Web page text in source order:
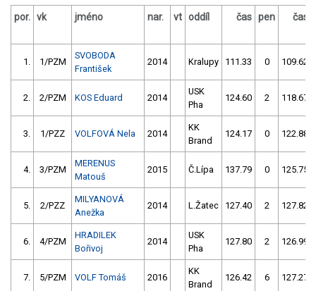
por. vk jméno nar. vt oddíl čas pen čas
1. 1/PZM
SVOBODA
František
2014 Kralupy 111.33 0 109.62
2. 2/PZM KOS Eduard 2014
USK
Pha
124.60 2 118.67
3. 1/PZZ VOLFOVÁ Nela 2014
KK
Brand
124.17 0 122.88
4. 3/PZM
MERENUS
Matouš
2015 Č.Lípa 137.79 0 125.75
5. 2/PZZ
MILYANOVÁ
Anežka
2014 L.Žatec 127.40 2 127.82
6. 4/PZM
HRADILEK
Bořivoj
2014
USK
Pha
127.80 2 126.99
7. 5/PZM VOLF Tomáš 2016
KK
Brand
126.42 6 127.27